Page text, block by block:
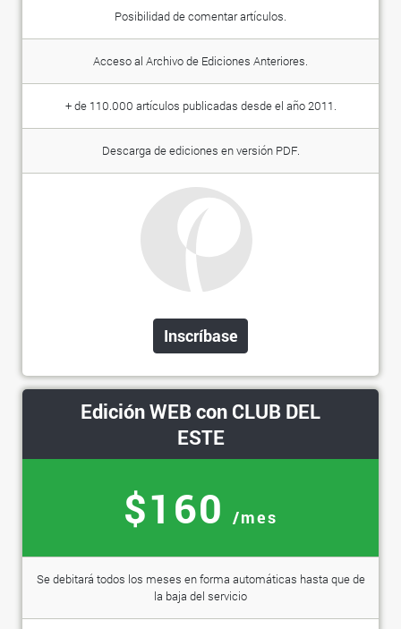
Posibilidad de comentar artículos.
Acceso al Archivo de Ediciones Anteriores.
+ de 110.000 artículos publicadas desde el año 2011.
Descarga de ediciones en versión PDF.
Inscríbase
Edición WEB con CLUB DEL
ESTE
$160 /mes
Se debitará todos los meses en forma automáticas hasta que de
la baja del servicio